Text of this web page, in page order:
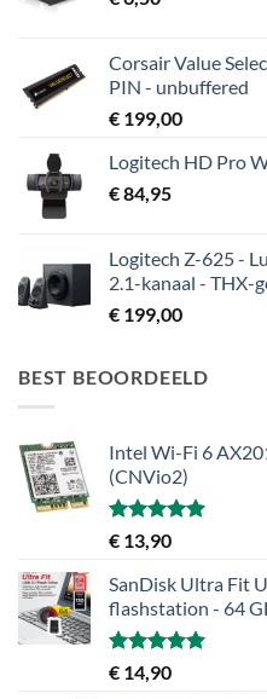
Corsair Value
PIN - unbuffered
€ 199,00
Logitech HD Pro
€84,95
Logitech Z-625 -
2.1-kanaal - THX-
€ 199,00
BEST BEOORDEELD
Intel Wi-Fi 6
(CNVio2)
Gewaardeerd
uit 5
€ 13,90
SanDisk Ultra Fit
flashstation - 64
Gewaardeerd
uit 5
€ 14,90